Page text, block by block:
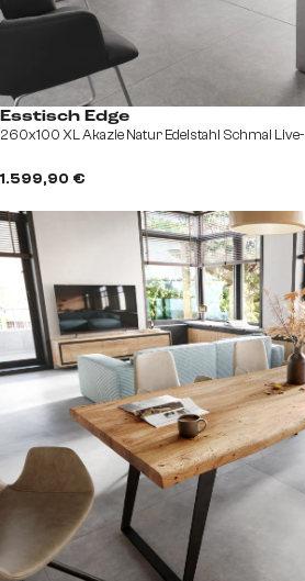
Esstisch Edge
260x100 XL Akazie Natur Edelstahl Schmal Live-
1.599,90 €